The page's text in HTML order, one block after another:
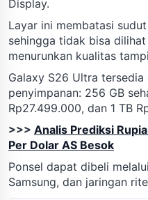
Display.
Layar ini membatasi
sehingga tidak bisa
menurunkan kualitas
Galaxy S26 Ultra
penyimpanan: 256 GB
Rp27.499.000, dan 1 TB
>>> Analis Prediksi
Per Dolar AS Besok
Ponsel dapat dibeli melalui
Samsung, dan jaringan